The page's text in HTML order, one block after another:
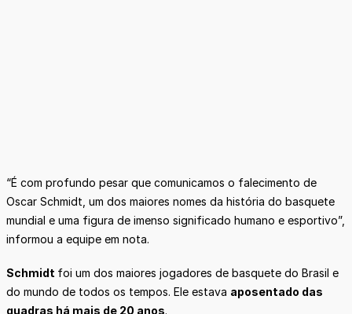
“É com profundo pesar que comunicamos o falecimento de
Oscar Schmidt, um dos maiores nomes da história do basquete
mundial e uma figura de imenso significado humano e esportivo”,
informou a equipe em nota.
Schmidt foi um dos maiores jogadores de basquete do Brasil e
do mundo de todos os tempos. Ele estava aposentado das
quadras há mais de 20 anos.